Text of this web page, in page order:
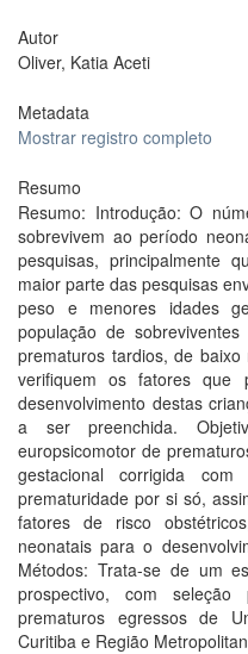
Autor
Oliver, Katia Aceti
Metadata
Mostrar registro completo
Resumo
Resumo: Introdução: O
sobrevivem ao período
pesquisas, principalmente
maior parte das pesquisas
peso e menores idades
população de
prematuros tardios, de
verifiquem os fatores que
desenvolvimento destas
a ser preenchida.
europsicomotor de
gestacional corrigida
prematuridade por si só,
fatores de risco
neonatais para o
Métodos: Trata-se de um
prospectivo, com seleção
prematuros egressos de
Curitiba e Região